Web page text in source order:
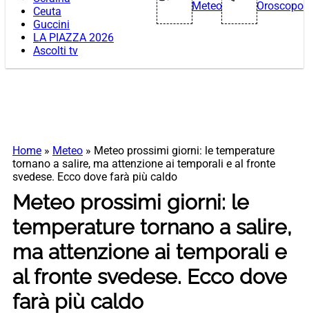
Ceuta
Guccini
LA PIAZZA 2026
Ascolti tv
Meteo Oroscopo
Home » Meteo » Meteo prossimi giorni: le temperature
tornano a salire, ma attenzione ai temporali e al fronte
svedese. Ecco dove farà più caldo
Meteo prossimi giorni: le
temperature tornano a salire,
ma attenzione ai temporali e
al fronte svedese. Ecco dove
farà più caldo